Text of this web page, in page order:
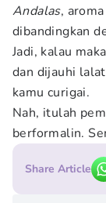
Andalas,
dibandingkan
Jadi, kalau
dan dijauhi
kamu curigai.
Nah, itulah
berformalin.
Share Article